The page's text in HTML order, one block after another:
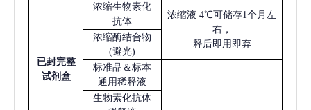
已封完整
试剂盒
浓缩生物素化
抗体
浓缩液 4℃可储存1个月左
右，
释后即用即弃
浓缩酶结合物
(避光)
标准品＆标本
通用稀释液
生物素化抗体